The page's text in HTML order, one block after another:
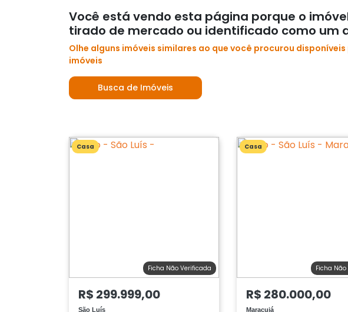
Você está vendo esta página porque o
tirado de mercado ou identificado como um
Olhe alguns imóveis similares ao que você procurou
imóveis
Busca de Imóveis
Casa
Ficha Não Verificada
R$ 299.999,00
São Luís
Casa
Ficha
R$ 280.000,00
Maracujá